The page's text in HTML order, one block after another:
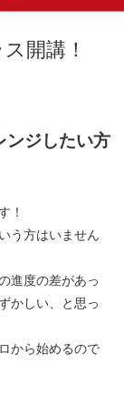
開講！
ンジしたい方
！
う方はいません
進度の差があっ
かしい、と思っ
から始めるので